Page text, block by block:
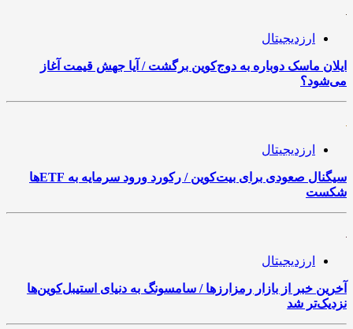
ارزدیجیتال
ایلان ماسک دوباره به دوج‌کوین برگشت / آیا جهش قیمت آغاز
می‌شود؟
ارزدیجیتال
سیگنال صعودی برای بیت‌کوین / رکورد ورود سرمایه به ETFها
شکست
ارزدیجیتال
آخرین خبر از بازار رمزارزها / سامسونگ به دنیای استیبل‌کوین‌ها
نزدیک‌تر شد